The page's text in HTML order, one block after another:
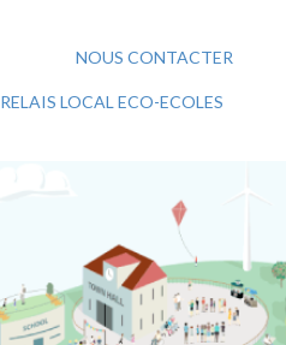
NOUS CONTACTER
RELAIS LOCAL ECO-ECOLES